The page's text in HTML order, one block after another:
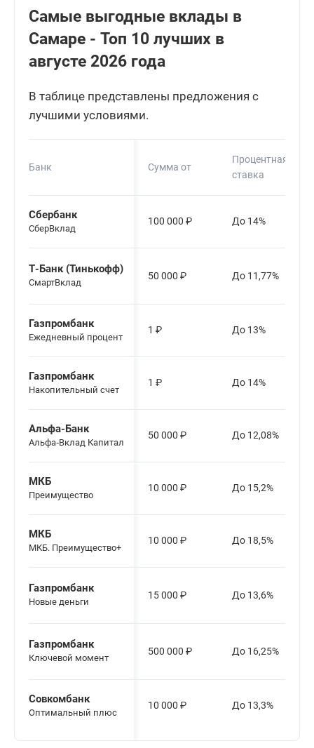
Самые выгодные вклады в
Самаре - Топ 10 лучших в
августе 2026 года
В таблице представлены предложения с
лучшими условиями.
Банк Сумма от
Процентная
ставка
Сбербанк
СберВклад
100 000 ₽ До 14%
Т-Банк (Тинькофф)
СмартВклад
50 000 ₽ До 11,77%
Газпромбанк
Ежедневный процент
1 ₽ До 13%
Газпромбанк
Накопительный счет
1 ₽ До 14%
Альфа-Банк
Альфа‑Вклад Капитал
50 000 ₽ До 12,08%
МКБ
Преимущество
10 000 ₽ До 15,2%
МКБ
МКБ. Преимущество+
10 000 ₽ До 18,5%
Газпромбанк
Новые деньги
15 000 ₽ До 13,6%
Газпромбанк
Ключевой момент
500 000 ₽ До 16,25%
Совкомбанк
Оптимальный плюс
10 000 ₽ До 13,3%